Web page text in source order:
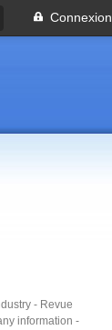
Connexion
- Revue
information -